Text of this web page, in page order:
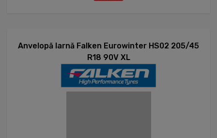
Anvelopă Iarnă Falken Eurowinter HS02 205/45
R18 90V XL